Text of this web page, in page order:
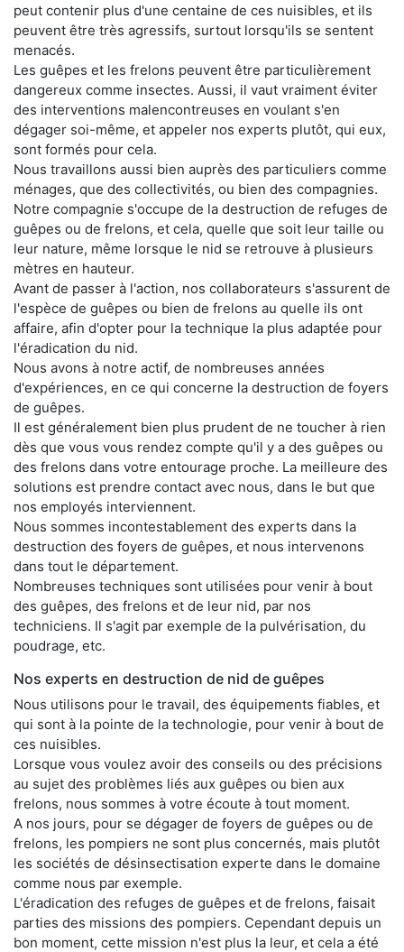
peut contenir plus d'une centaine de ces nuisibles, et ils
peuvent être très agressifs, surtout lorsqu'ils se sentent
menacés.
Les guêpes et les frelons peuvent être particulièrement
dangereux comme insectes. Aussi, il vaut vraiment éviter
des interventions malencontreuses en voulant s'en
dégager soi-même, et appeler nos experts plutôt, qui eux,
sont formés pour cela.
Nous travaillons aussi bien auprès des particuliers comme
ménages, que des collectivités, ou bien des compagnies.
Notre compagnie s'occupe de la destruction de refuges de
guêpes ou de frelons, et cela, quelle que soit leur taille ou
leur nature, même lorsque le nid se retrouve à plusieurs
mètres en hauteur.
Avant de passer à l'action, nos collaborateurs s'assurent de
l'espèce de guêpes ou bien de frelons au quelle ils ont
affaire, afin d'opter pour la technique la plus adaptée pour
l'éradication du nid.
Nous avons à notre actif, de nombreuses années
d'expériences, en ce qui concerne la destruction de foyers
de guêpes.
Il est généralement bien plus prudent de ne toucher à rien
dès que vous vous rendez compte qu'il y a des guêpes ou
des frelons dans votre entourage proche. La meilleure des
solutions est prendre contact avec nous, dans le but que
nos employés interviennent.
Nous sommes incontestablement des experts dans la
destruction des foyers de guêpes, et nous intervenons
dans tout le département.
Nombreuses techniques sont utilisées pour venir à bout
des guêpes, des frelons et de leur nid, par nos
techniciens. Il s'agit par exemple de la pulvérisation, du
poudrage, etc.
Nos experts en destruction de nid de guêpes
Nous utilisons pour le travail, des équipements fiables, et
qui sont à la pointe de la technologie, pour venir à bout de
ces nuisibles.
Lorsque vous voulez avoir des conseils ou des précisions
au sujet des problèmes liés aux guêpes ou bien aux
frelons, nous sommes à votre écoute à tout moment.
A nos jours, pour se dégager de foyers de guêpes ou de
frelons, les pompiers ne sont plus concernés, mais plutôt
les sociétés de désinsectisation experte dans le domaine
comme nous par exemple.
L'éradication des refuges de guêpes et de frelons, faisait
parties des missions des pompiers. Cependant depuis un
bon moment, cette mission n'est plus la leur, et cela a été